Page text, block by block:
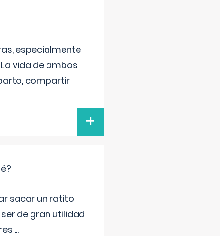
especialmente
vida de ambos
compartir
+
sacar un ratito
de gran utilidad
...